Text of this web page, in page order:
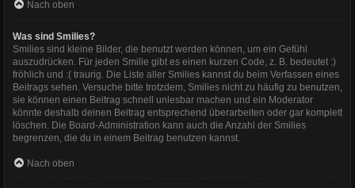
Nach oben
Was sind Smilies?
Smilies sind kleine Bilder, die benutzt werden können, um ein Gefühl
auszudrücken. Für jeden Smilie gibt es einen kurzen Code, z. B. bedeutet :)
fröhlich und :( traurig. Die Liste aller Smilies kannst du beim Verfassen eines
Beitrags sehen. Versuche bitte trotzdem, Smilies nicht zu häufig zu benutzen,
sie können einen Beitrag schnell unlesbar machen und ein Moderator
könnte deshalb deinen Beitrag entsprechend überarbeiten oder gar komplett
löschen. Die Board-Administration kann auch die Anzahl der Smilies
begrenzen, die du in einem Beitrag benutzen kannst.
Nach oben